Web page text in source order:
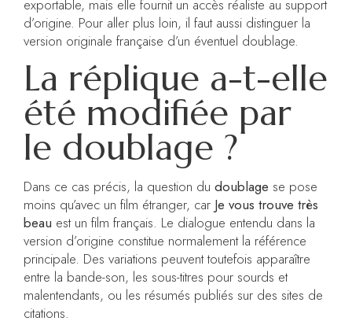
exportable, mais elle fournit un accès réaliste au support
d’origine. Pour aller plus loin, il faut aussi distinguer la
version originale française d’un éventuel doublage.
La réplique a-t-elle
été modifiée par
le doublage ?
Dans ce cas précis, la question du doublage se pose
moins qu’avec un film étranger, car Je vous trouve très
beau est un film français. Le dialogue entendu dans la
version d’origine constitue normalement la référence
principale. Des variations peuvent toutefois apparaître
entre la bande-son, les sous-titres pour sourds et
malentendants, ou les résumés publiés sur des sites de
citations.